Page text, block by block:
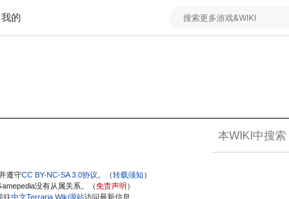
我的
遵守CC BY-NC-SA 3.0协议 。（转载须知 ）
没有从属关系。（免责声明 ）
往中文Terraria Wiki源站访问最新信息。